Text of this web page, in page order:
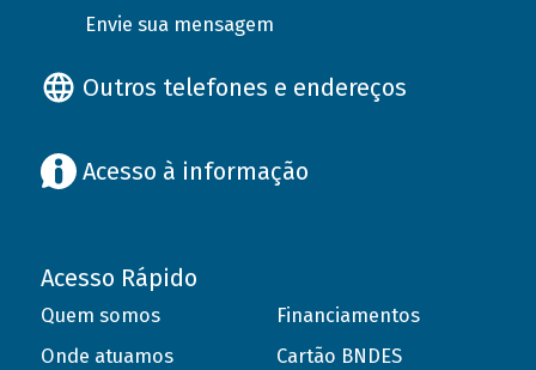
Envie sua mensagem
Outros telefones e endereços
Acesso à informação
Acesso Rápido
Quem somos
Onde atuamos
Financiamentos
Cartão BNDES